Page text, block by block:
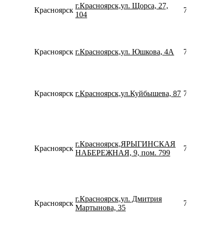
Красноярск
г.Красноярск,ул. Щорса, 27,
104
Красноярск г.Красноярск,ул. Юшкова, 4А
Красноярск г.Красноярск,ул.Куйбышева, 87
Красноярск
г.Красноярск,ЯРЫГИНСКАЯ
НАБЕРЕЖНАЯ, 9, пом. 799
Красноярск
г.Красноярск,ул. Дмитрия
Мартынова, 35